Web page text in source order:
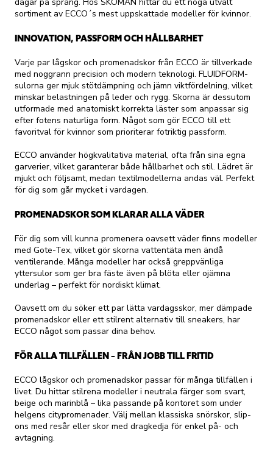
sortiment av ECCO´s mest uppskattade modeller för kvinnor.
INNOVATION, PASSFORM OCH HÅLLBARHET
Varje par lågskor och promenadskor från ECCO är tillverkade
med noggrann precision och modern teknologi. FLUIDFORM-
sulorna ger mjuk stötdämpning och jämn viktfördelning, vilket
minskar belastningen på leder och rygg. Skorna är dessutom
utformade med anatomiskt korrekta läster som anpassar sig
efter fotens naturliga form. Något som gör ECCO till ett
favoritval för kvinnor som prioriterar fotriktig passform.
ECCO använder högkvalitativa material, ofta från sina egna
garverier, vilket garanterar både hållbarhet och stil. Lädret är
mjukt och följsamt, medan textilmodellerna andas väl. Perfekt
för dig som går mycket i vardagen.
PROMENADSKOR SOM KLARAR ALLA VÄDER
För dig som vill kunna promenera oavsett väder finns modeller
med Gote-Tex, vilket gör skorna vattentäta men ändå
ventilerande. Många modeller har också greppvänliga
yttersulor som ger bra fäste även på blöta eller ojämna
underlag – perfekt för nordiskt klimat.
Oavsett om du söker ett par lätta vardagsskor, mer dämpade
promenadskor eller ett stilrent alternativ till sneakers, har
ECCO något som passar dina behov.
FÖR ALLA TILLFÄLLEN – FRÅN JOBB TILL FRITID
ECCO lågskor och promenadskor passar för många tillfällen i
livet. Du hittar stilrena modeller i neutrala färger som svart,
beige och marinblå – lika passande på kontoret som under
helgens citypromenader. Välj mellan klassiska snörskor, slip-
ons med resår eller skor med dragkedja för enkel på- och
avtagning.